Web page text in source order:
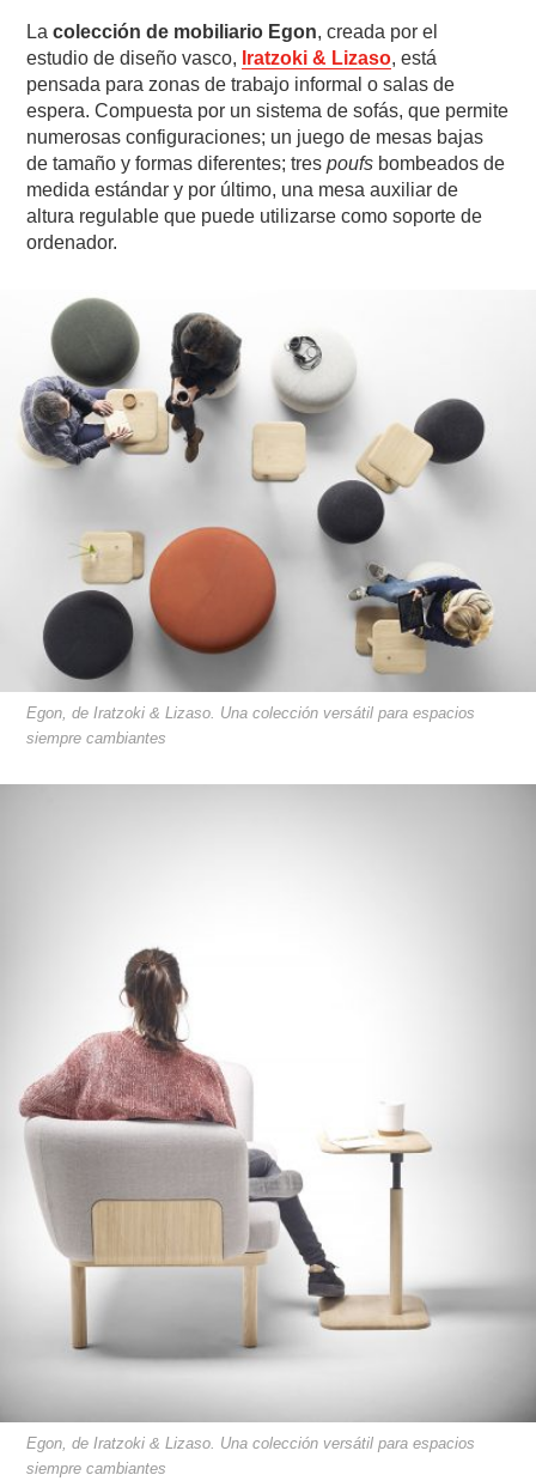
Lacolección de mobiliario Egon, creada por el
estudio de diseño vasco, Iratzoki & Lizaso, está
pensada para zonas de trabajo informal o salas de
espera. Compuesta por un sistema de sofás, que permite
numerosas configuraciones; un juego de mesas bajas
de tamaño y formas diferentes; trespoufs bombeados de
medida estándar y por último, una mesa auxiliar de
altura regulable que puede utilizarse como soporte de
ordenador.
Egon, de Iratzoki & Lizaso. Una colección versátil para espacios
siempre cambiantes
Egon, de Iratzoki & Lizaso. Una colección versátil para espacios
siempre cambiantes